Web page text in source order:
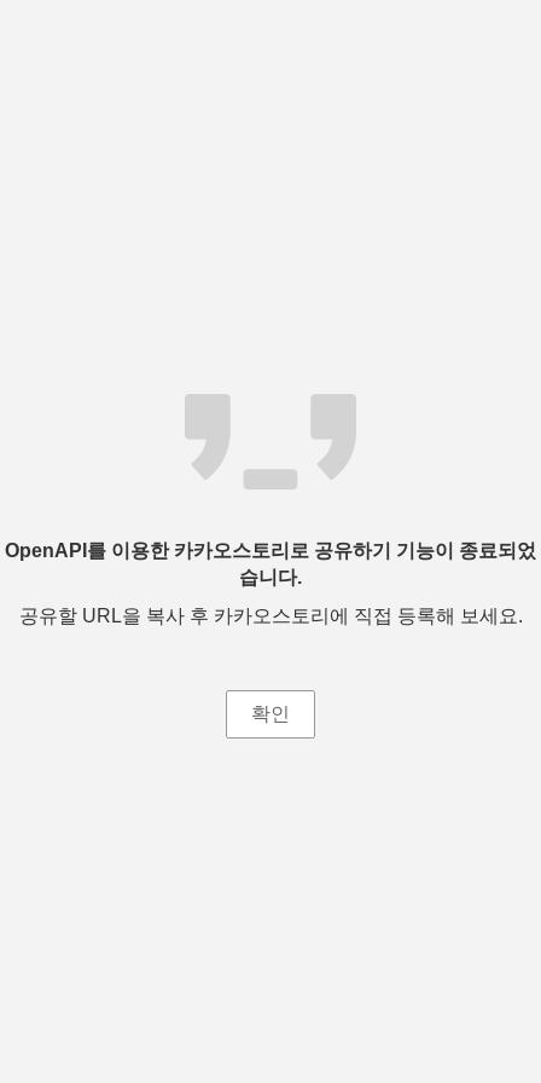
OpenAPI를 이용한 카카오스토리로 공유하기 기능이 종료되었
습니다.
공유할 URL을 복사 후 카카오스토리에 직접 등록해 보세요.
확인